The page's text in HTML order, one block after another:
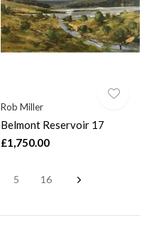
Rob Miller
Belmont Reservoir 17
£1,750.00
5 16